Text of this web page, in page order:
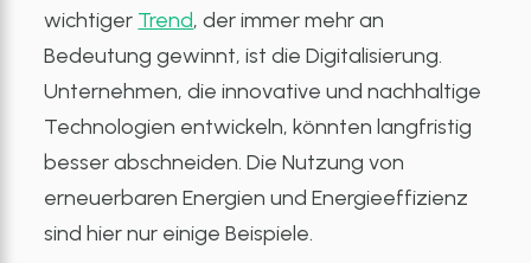
wichtiger Trend, der immer mehr an
Bedeutung gewinnt, ist die Digitalisierung.
Unternehmen, die innovative und nachhaltige
Technologien entwickeln, könnten langfristig
besser abschneiden. Die Nutzung von
erneuerbaren Energien und Energieeffizienz
sind hier nur einige Beispiele.